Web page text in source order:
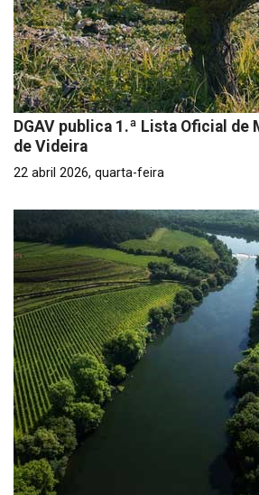
DGAV publica 1.ª Lista Oficial de
de Videira
22 abril 2026, quarta-feira